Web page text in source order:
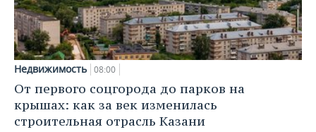
Недвижимость 08:00
От первого соцгорода до парков на
крышах: как за век изменилась
строительная отрасль Казани